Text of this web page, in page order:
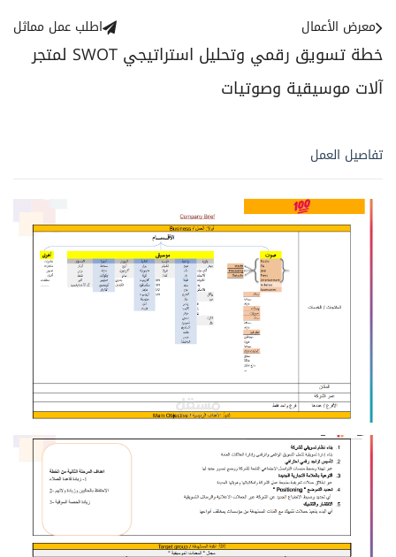
خطة تسويق رقمي وتحليل استراتيجي SWOT لمتجر
آلات موسيقية وصوتيات
معرض الأعمال اطلب عمل مماثل
تفاصيل العمل